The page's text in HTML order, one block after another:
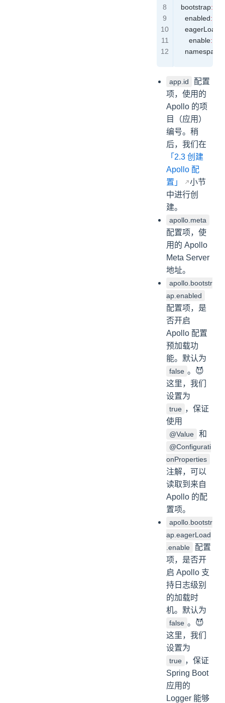
  bootstrap
:
    enabled
:
    eagerLoad
      enable
:
    namespaces
app.id
配置
项，使用的
Apollo 的项
目（应用）
编号。稍
后，我们在
「2.3 创建
Apollo 配
置」
小节
中进行创
建。
apollo.meta
配置项，使
用的 Apollo
Meta Server
地址。
apollo.bootstr
ap.enabled
配置项，是
否开启
Apollo 配置
预加载功
能。默认为
false 。😈
这里，我们
设置为
true ，保证
使用
@Value 和
@Configurati
onProperties
注解，可以
读取到来自
Apollo 的配
置项。
apollo.bootstr
ap.eagerLoad
.enable
配置
项，是否开
启 Apollo 支
持日志级别
的加载时
机。默认为
false 。😈
这里，我们
设置为
true ，保证
Spring Boot
应用的
Logger 能够